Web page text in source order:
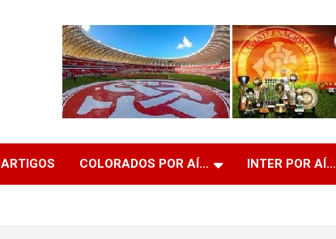
ARTIGOS COLORADOS POR AÍ… INTER POR AÍ…